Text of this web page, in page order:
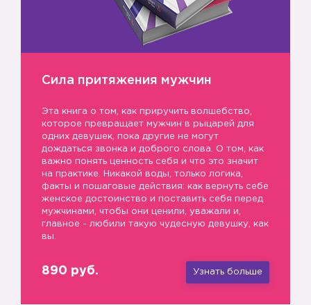
Сила притяжения мужчин
Эта книга о том, как приручить волшебство,
которое превращает мужчин в рыцарей для
одних девушек, пока другие не могут
дождаться звонка и доброго слова. О том, как
важно понять ценность себя и что это значит
на практике. Никакой воды, только логика,
факты и пошаговые действия: как вернуть себе
женское достоинство и поставить себя перед
мужчинами, чтобы они ценили, уважали и,
главное - любили такую чудесную девушку, как
вы.
890 руб. Узнать больше